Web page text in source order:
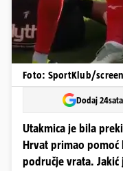
Foto: SportKlub/
Dodaj
Utakmica je bila
Hrvat primao
područje vrata. Jakić